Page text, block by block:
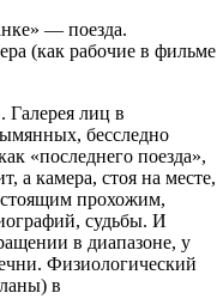
— поезда.
(как рабочие в фильме
Галерея лиц в
бесследно
«последнего поезда»,
а камера, стоя на месте,
стоящим прохожим,
судьбы. И
в диапазоне, у
Физиологический
в